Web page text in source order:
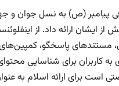
پیامبر (ص) به نسل جوان و
از ایشان ارائه داد. از
مستندهای پاسخگو،
کاربران برای شناسایی
است برای ارائه اسلام به